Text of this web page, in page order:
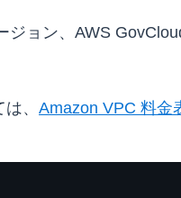
ョン、AWS
、 Amazon VPC 料金